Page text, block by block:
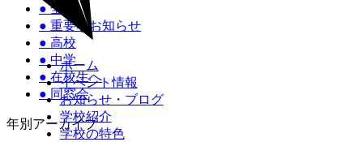
ホーム
イベント情報
お知らせ・ブログ
学校紹介
学校の特色
●全て
● 重要なお知らせ
● 高校
● 中学
● 在校生へ
● 同窓会
年別アーカイブ